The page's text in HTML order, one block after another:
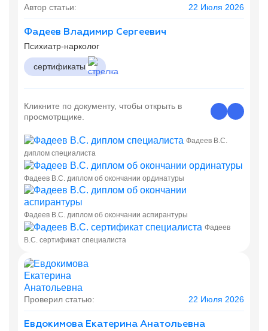
Автор статьи: 22 Июля 2026
Фадеев Владимир Сергеевич
Психиатр-нарколог
сертификаты
Кликните по документу, чтобы открыть в
просмотрщике.
Фадеев В.С.
диплом специалиста
Фадеев В.С. диплом об окончании ординатуры
Фадеев В.С. диплом об окончании аспирантуры
Фадеев
В.С. сертификат специалиста
Проверил статью: 22 Июля 2026
Евдокимова Екатерина Анатольевна